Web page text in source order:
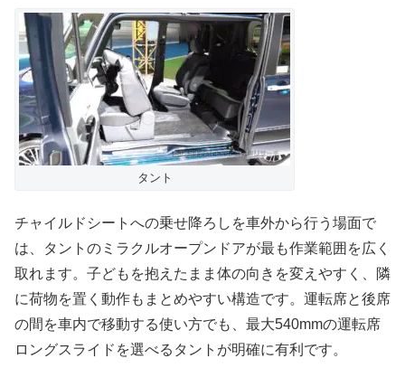
タント
チャイルドシートへの乗せ降ろしを車外から行う場面で
は、タントのミラクルオープンドアが最も作業範囲を広く
取れます。子どもを抱えたまま体の向きを変えやすく、隣
に荷物を置く動作もまとめやすい構造です。運転席と後席
の間を車内で移動する使い方でも、最大540mmの運転席
ロングスライドを選べるタントが明確に有利です。